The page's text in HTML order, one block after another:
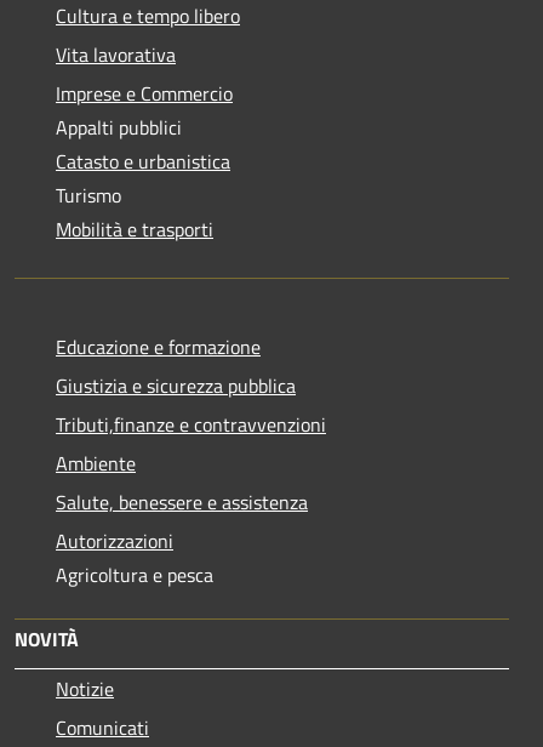
Cultura e tempo libero
Vita lavorativa
Imprese e Commercio
Appalti pubblici
Catasto e urbanistica
Turismo
Mobilità e trasporti
Educazione e formazione
Giustizia e sicurezza pubblica
Tributi,finanze e contravvenzioni
Ambiente
Salute, benessere e assistenza
Autorizzazioni
Agricoltura e pesca
NOVITÀ
Notizie
Comunicati